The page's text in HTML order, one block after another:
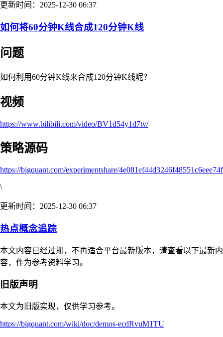
更新时间：2025-12-30 06:37
如何将60分钟K线合成120分钟K线
问题
如何利用60分钟K线来合成120分钟K线呢？
视频
https://www.bilibili.com/video/BV1d54y1d7tv/
策略源码
https://bigquant.com/experimentshare/
\
更新时间：2025-12-30 06:37
热点概念追踪
本文内容已经过期，不再适合平台最新版本，请查看以下最新内
容，作为参考资料学习。
旧版声明
本文为旧版实现，仅供学习参考。
https://bigquant.com/wiki/doc/demos-ecdRvuM1TU